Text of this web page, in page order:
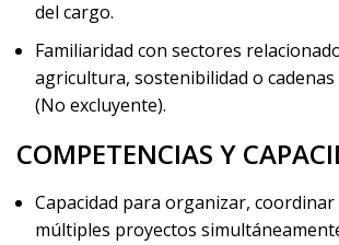
del cargo.
Familiaridad con sectores
agricultura, sostenibilidad o
(No excluyente).
COMPETENCIAS Y
Capacidad para organizar,
múltiples proyectos